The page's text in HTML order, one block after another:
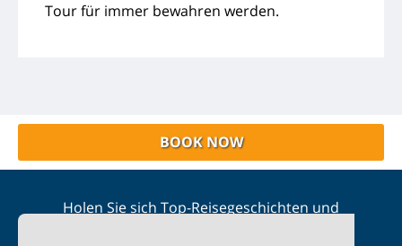
Tour für immer bewahren werden.
BOOK NOW
Holen Sie sich Top-Reisegeschichten und